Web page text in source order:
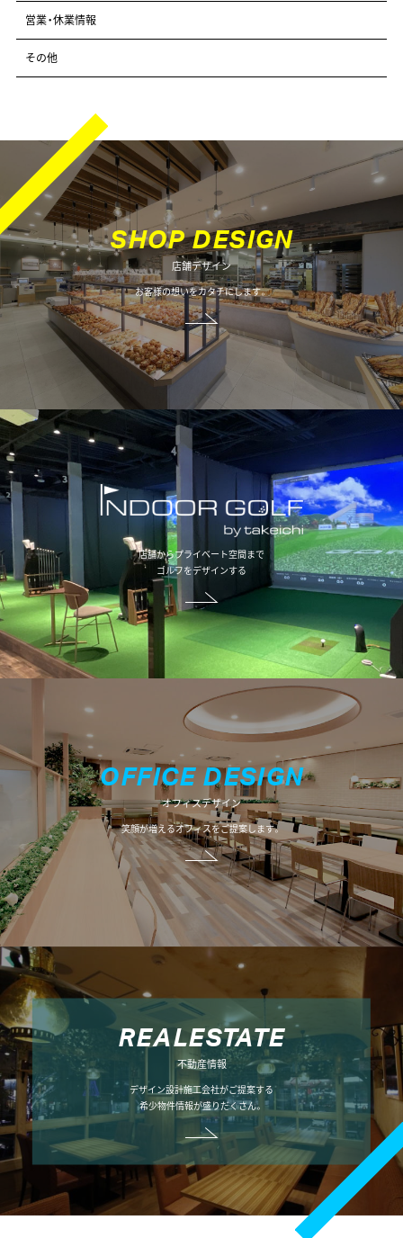
営業・休業情報
その他
SHOP DESIGN
店舗デザイン
お客様の想いをカタチにします。
店舗からプライベート空間まで
ゴルフをデザインする
OFFICE DESIGN
オフィスデザイン
笑顔が増えるオフィスをご提案します。
REALESTATE
不動産情報
デザイン設計施工会社がご提案する
希少物件情報が盛りだくさん。